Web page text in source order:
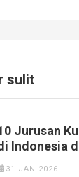
sulit
Jurusan
Indonesia
31 JAN 2026